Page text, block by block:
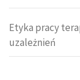
Etyka pracy
uzależnień